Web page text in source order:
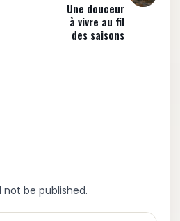
Une douceur
à vivre au fil
des saisons
not be published.